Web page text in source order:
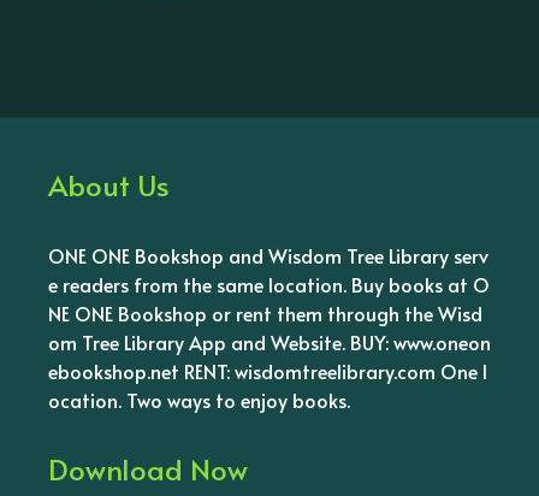
About Us
ONE ONE Bookshop and Wisdom Tree Library serv
e readers from the same location. Buy books at O
NE ONE Bookshop or rent them through the Wisd
om Tree Library App and Website. BUY: www.oneon
ebookshop.net RENT: wisdomtreelibrary.com One l
ocation. Two ways to enjoy books.
Download Now